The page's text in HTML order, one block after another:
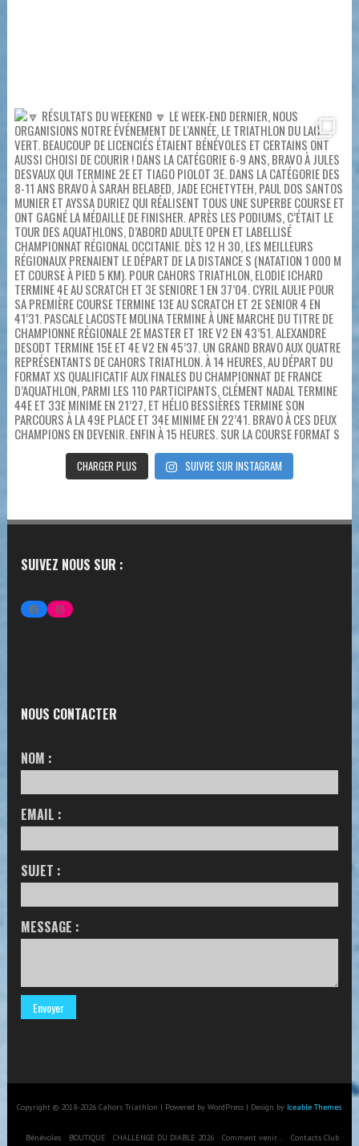
CHARGER PLUS SUIVRE SUR INSTAGRAM
SUIVEZ NOUS SUR :
FACEBOOKINSTAGRAM
NOUS CONTACTER
NOM :
EMAIL :
SUJET :
MESSAGE :
Copyright © 2018-2026 Cahors Triathlon | Powered by WordPress | Design by Iceable Themes
Bénévoles BOUTIQUE CHALLENGE DU DIABLE 2026 Comment venir… Contacts Club